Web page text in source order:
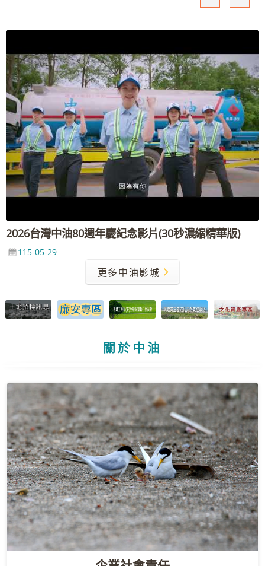
2026台灣中油80週年慶紀念影片(30秒濃縮精華版)
115-05-29
更多中油影城
關於中油